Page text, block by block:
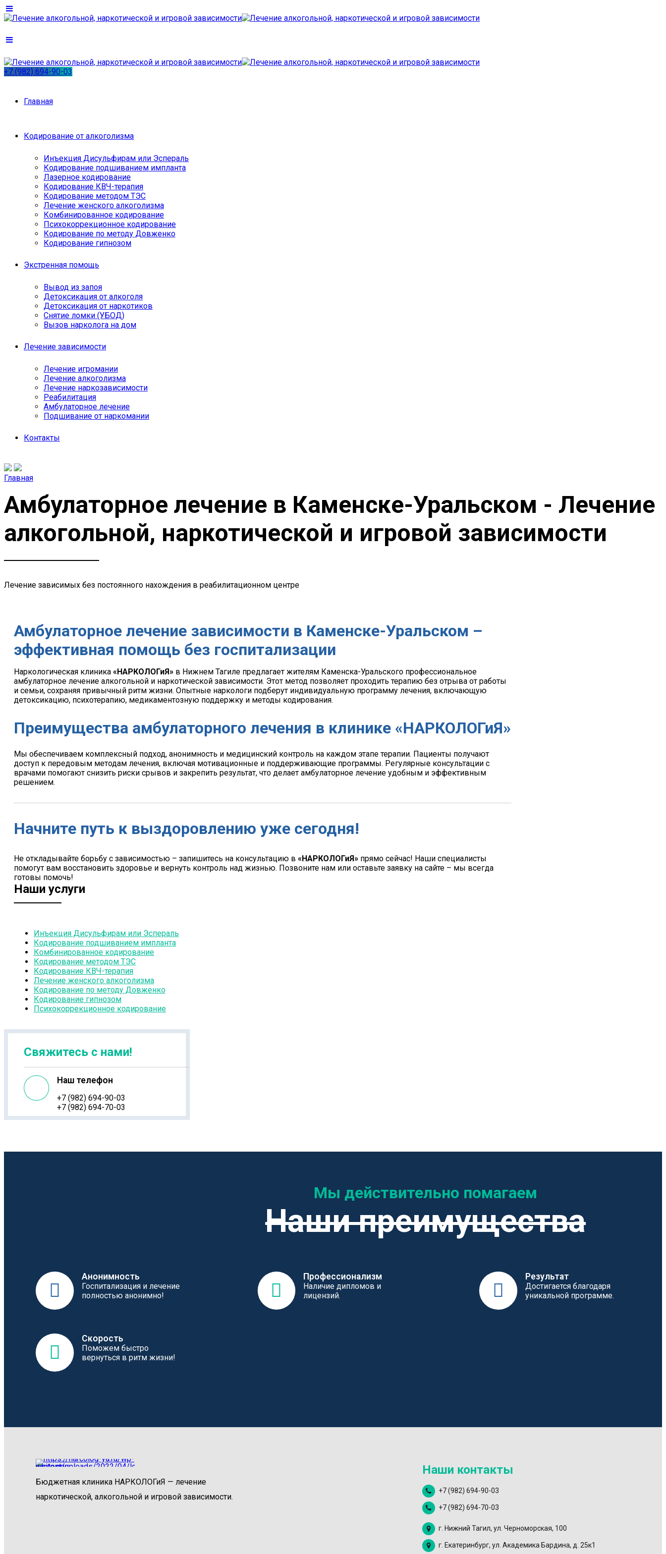
+7 (982) 694-90-03
Главная
Кодирование от алкоголизма
Инъекция Дисульфирам или Эспераль
Кодирование подшиванием импланта
Лазерное кодирование
Кодирование КВЧ-терапия
Кодирование методом ТЭС
Лечение женского алкоголизма
Комбинированное кодирование
Психокоррекционное кодирование
Кодирование по методу Довженко
Кодирование гипнозом
Экстренная помощь
Вывод из запоя
Детоксикация от алкоголя
Детоксикация от наркотиков
Снятие ломки (УБОД)
Вызов нарколога на дом
Лечение зависимости
Лечение игромании
Лечение алкоголизма
Лечение наркозависимости
Реабилитация
Амбулаторное лечение
Подшивание от наркомании
Контакты
Главная
Амбулаторное лечение в Каменске-Уральском - Лечение
алкогольной, наркотической и игровой зависимости
Лечение зависимых без постоянного нахождения в реабилитационном центре
Амбулаторное лечение зависимости в Каменске-Уральском –
эффективная помощь без госпитализации
Наркологическая клиника «НАРКОЛОГиЯ» в Нижнем Тагиле предлагает жителям Каменска-Уральского профессиональное
амбулаторное лечение алкогольной и наркотической зависимости. Этот метод позволяет проходить терапию без отрыва от работы
и семьи, сохраняя привычный ритм жизни. Опытные наркологи подберут индивидуальную программу лечения, включающую
детоксикацию, психотерапию, медикаментозную поддержку и методы кодирования.
Преимущества амбулаторного лечения в клинике «НАРКОЛОГиЯ»
Мы обеспечиваем комплексный подход, анонимность и медицинский контроль на каждом этапе терапии. Пациенты получают
доступ к передовым методам лечения, включая мотивационные и поддерживающие программы. Регулярные консультации с
врачами помогают снизить риски срывов и закрепить результат, что делает амбулаторное лечение удобным и эффективным
решением.
Начните путь к выздоровлению уже сегодня!
Не откладывайте борьбу с зависимостью – запишитесь на консультацию в «НАРКОЛОГиЯ» прямо сейчас! Наши специалисты
помогут вам восстановить здоровье и вернуть контроль над жизнью. Позвоните нам или оставьте заявку на сайте – мы всегда
готовы помочь!
Наши услуги
Инъекция Дисульфирам или Эспераль
Кодирование подшиванием импланта
Комбинированное кодирование
Кодирование методом ТЭС
Кодирование КВЧ-терапия
Лечение женского алкоголизма
Кодирование по методу Довженко
Кодирование гипнозом
Психокоррекционное кодирование
Свяжитесь с нами!
Наш телефон
+7 (982) 694-90-03
+7 (982) 694-70-03
Мы действительно помагаем
Наши преимущества
Анонимность
Госпитализация и лечение
полностью анонимно!
Профессионализм
Наличие дипломов и
лицензий.
Результат
Достигается благодаря
уникальной программе.
Скорость
Поможем быстро
вернуться в ритм жизни!
Бюджетная клиника НАРКОЛОГиЯ — лечение
наркотической, алкогольной и игровой зависимости.
Наши контакты
+7 (982) 694-90-03
+7 (982) 694-70-03
г. Нижний Тагил, ул. Черноморская, 100
г. Екатеринбург, ул. Академика Бардина, д. 25к1